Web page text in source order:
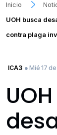
Inicio
UOH busca
contra plaga
ICA3 ● Mié 17